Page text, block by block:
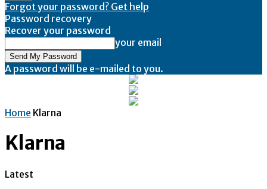
Forgot your password? Get help
Password recovery
Recover your password
your email
A password will be e-mailed to you.
Home Klarna
Klarna
Latest